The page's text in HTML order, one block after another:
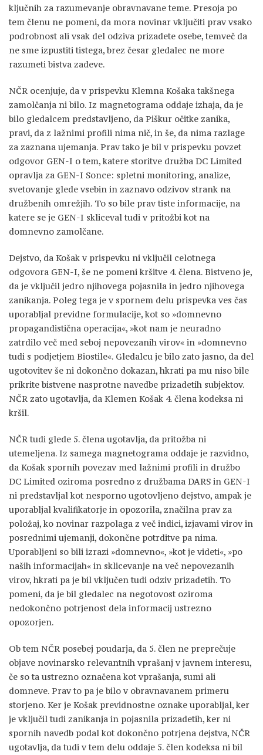
ključnih za razumevanje obravnavane teme. Presoja po
tem členu ne pomeni, da mora novinar vključiti prav vsako
podrobnost ali vsak del odziva prizadete osebe, temveč da
ne sme izpustiti tistega, brez česar gledalec ne more
razumeti bistva zadeve.
NČR ocenjuje, da v prispevku Klemna Košaka takšnega
zamolčanja ni bilo. Iz magnetograma oddaje izhaja, da je
bilo gledalcem predstavljeno, da Piškur očitke zanika,
pravi, da z lažnimi profili nima nič, in še, da nima razlage
za zaznana ujemanja. Prav tako je bil v prispevku povzet
odgovor GEN-I o tem, katere storitve družba DC Limited
opravlja za GEN-I Sonce: spletni monitoring, analize,
svetovanje glede vsebin in zaznavo odzivov strank na
družbenih omrežjih. To so bile prav tiste informacije, na
katere se je GEN-I skliceval tudi v pritožbi kot na
domnevno zamolčane.
Dejstvo, da Košak v prispevku ni vključil celotnega
odgovora GEN-I, še ne pomeni kršitve 4. člena. Bistveno je,
da je vključil jedro njihovega pojasnila in jedro njihovega
zanikanja. Poleg tega je v spornem delu prispevka ves čas
uporabljal previdne formulacije, kot so »domnevno
propagandistična operacija«, »kot nam je neuradno
zatrdilo več med seboj nepovezanih virov« in »domnevno
tudi s podjetjem Biostile«. Gledalcu je bilo zato jasno, da del
ugotovitev še ni dokončno dokazan, hkrati pa mu niso bile
prikrite bistvene nasprotne navedbe prizadetih subjektov.
NČR zato ugotavlja, da Klemen Košak 4. člena kodeksa ni
kršil.
NČR tudi glede 5. člena ugotavlja, da pritožba ni
utemeljena. Iz samega magnetograma oddaje je razvidno,
da Košak spornih povezav med lažnimi profili in družbo
DC Limited oziroma posredno z družbama DARS in GEN-I
ni predstavljal kot nesporno ugotovljeno dejstvo, ampak je
uporabljal kvalifikatorje in opozorila, značilna prav za
položaj, ko novinar razpolaga z več indici, izjavami virov in
posrednimi ujemanji, dokončne potrditve pa nima.
Uporabljeni so bili izrazi »domnevno«, »kot je videti«, »po
naših informacijah« in sklicevanje na več nepovezanih
virov, hkrati pa je bil vključen tudi odziv prizadetih. To
pomeni, da je bil gledalec na negotovost oziroma
nedokončno potrjenost dela informacij ustrezno
opozorjen.
Ob tem NČR posebej poudarja, da 5. člen ne preprečuje
objave novinarsko relevantnih vprašanj v javnem interesu,
če so ta ustrezno označena kot vprašanja, sumi ali
domneve. Prav to pa je bilo v obravnavanem primeru
storjeno. Ker je Košak previdnostne oznake uporabljal, ker
je vključil tudi zanikanja in pojasnila prizadetih, ker ni
spornih navedb podal kot dokončno potrjena dejstva, NČR
ugotavlja, da tudi v tem delu oddaje 5. člen kodeksa ni bil